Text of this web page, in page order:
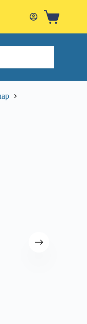
Shopping